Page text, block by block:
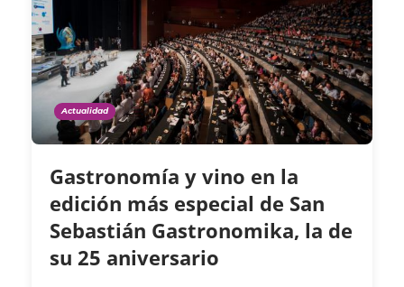
Actualidad
Gastronomía y vino en la
edición más especial de San
Sebastián Gastronomika, la de
su 25 aniversario